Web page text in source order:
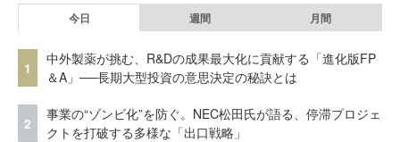
今日 週間 月間
1
中外製薬が挑む、R&Dの成果最大化に貢献する「進化版FP
＆A」──長期大型投資の意思決定の秘訣とは
2
事業の“ゾンビ化”を防ぐ。NEC松田氏が語る、停滞プロジェ
クトを打破する多様な「出口戦略」